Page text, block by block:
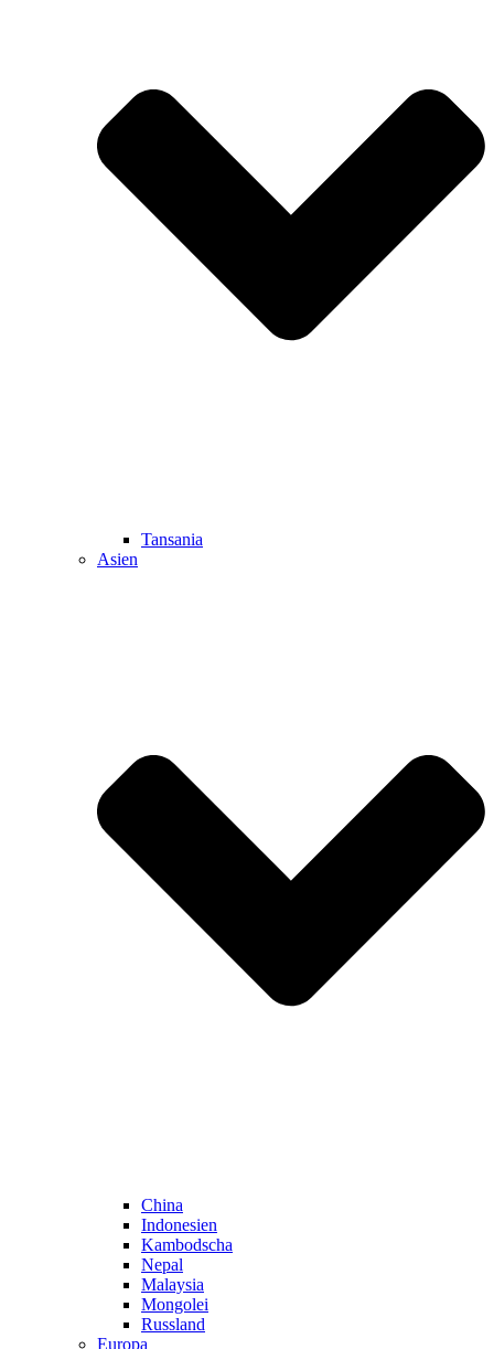
Tansania
Asien
China
Indonesien
Kambodscha
Nepal
Malaysia
Mongolei
Russland
Europa